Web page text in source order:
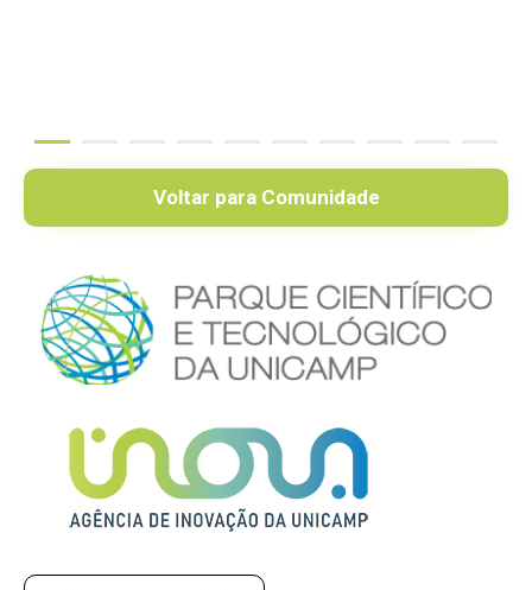
Voltar para Comunidade